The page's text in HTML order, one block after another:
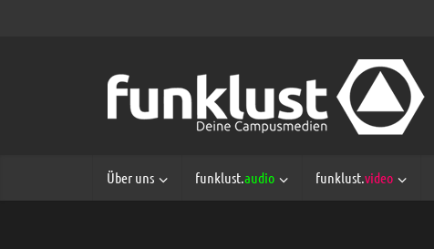
Über uns funklust.audio funklust.video